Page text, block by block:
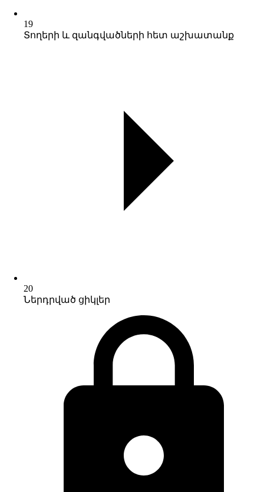
19
Տողերի և զանգվածների հետ աշխատանք
20
Ներդրված ցիկլեր